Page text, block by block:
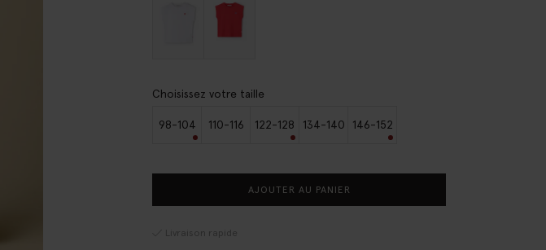
Choisissez votre taille
98-104 110-116 122-128 134-140 146-152
AJOUTER AU PANIER
Livraison rapide